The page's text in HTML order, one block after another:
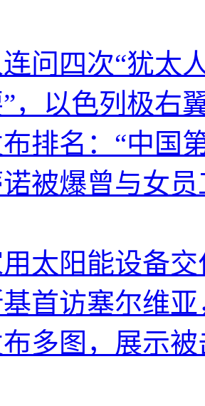
问四次“犹太
，以色列极右
布排名：“中国
被爆曾与女
太阳能设备
首访塞尔维
多图，展示